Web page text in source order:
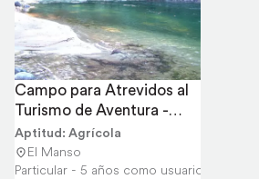
Campo para Atrevidos al
Turismo de Aventura -
agroturismo
Aptitud: Agrícola
El Manso
Particular - 5 años como usuario